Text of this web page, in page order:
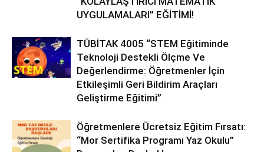
UYGULAMALARI” EĞİTİMİ!
TÜBİTAK 4005 “STEM Eğitiminde
Teknoloji Destekli Ölçme Ve
Değerlendirme: Öğretmenler İçin
Etkileşimli Geri Bildirim Araçları
Geliştirme Eğitimi”
Öğretmenlere Ücretsiz Eğitim Fırsatı:
“Mor Sertifika Programı Yaz Okulu”